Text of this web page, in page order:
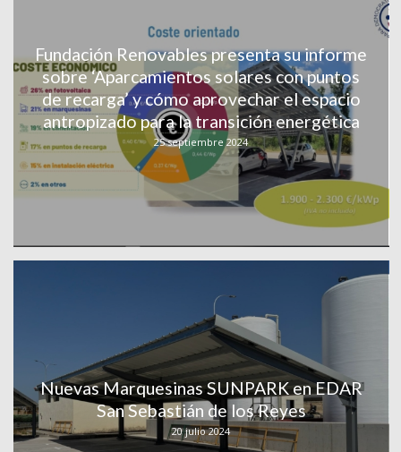
Fundación Renovables presenta su informe
sobre ‘Aparcamientos solares con puntos
de recarga’ y cómo aprovechar el espacio
antropizado para la transición energética
25 septiembre 2024
Nuevas Marquesinas SUNPARK en EDAR
San Sebastián de los Reyes
20 julio 2024